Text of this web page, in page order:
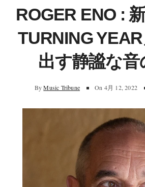
ROGER ENO :
TURNING
出す静謐な音
By Music Tribune On 4月 12, 2022